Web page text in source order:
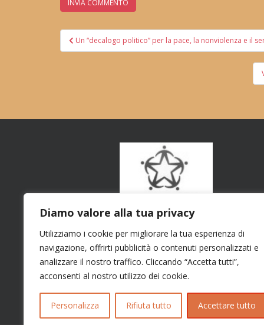
Diamo valore alla tua privacy
Utilizziamo i cookie per migliorare la tua esperienza di
navigazione, offrirti pubblicità o contenuti personalizzati e
analizzare il nostro traffico. Cliccando “Accetta tutti”,
acconsenti al nostro utilizzo dei cookie.
Personalizza Rifiuta tutto Accettare tutto
Navigazione
articoli
Un “decalogo politico” per la pace, la nonviolenza e il